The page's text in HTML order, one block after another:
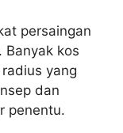
persaingan
Banyak kos
yang
dan
penentu.